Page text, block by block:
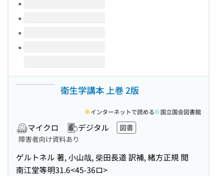
衛生学講本 上巻 2版
マイクロ デジタル
図書
障害者向け資料あり
ゲルトネル 著, 小山哉, 柴田長道 訳補, 緒方正規 閲
南江堂等明31.6<45-36ロ>
インターネットで読める 国立国会図書館